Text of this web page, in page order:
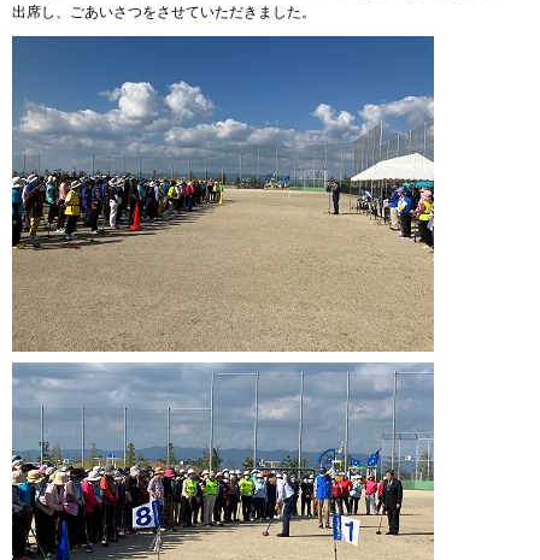
出席し、ごあいさつをさせていただきました。